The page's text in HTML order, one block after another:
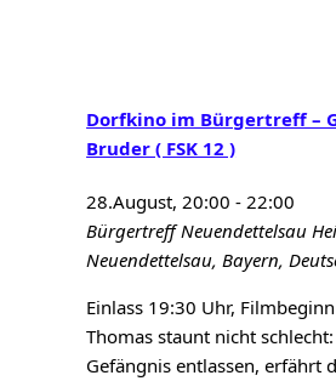
Dorfkino im Bürgertreff –
Bruder ( FSK 12 )
28.August, 20:00 -22:00
Bürgertreff Neuendettelsau
Neuendettelsau, Bayern,
Einlass 19:30 Uhr,
Thomas staunt nicht
Gefängnis entlassen, erfährt